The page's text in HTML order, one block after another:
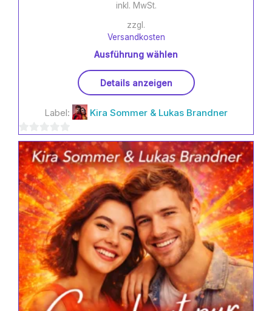
inkl. MwSt.
zzgl.
Versandkosten
Ausführung wählen
Produkt
mehrere
auf.
Die
Optionen
können
auf
der
Produktseite
gewählt
werden
Details anzeigen
Label: Kira Sommer & Lukas Brandner
0
von
5